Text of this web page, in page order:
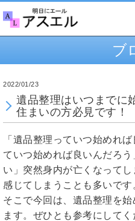
ブ
2022/01/23
遺品整理はいつまでに
住まいの方必見です！
「遺品整理っていつ始めれ
ていつ始めれば良いんだろ
い」突然身内が亡くなって
感じてしまうことも多いです
そこで今回は、遺品整理を
ます。ぜひとも参考にしてく